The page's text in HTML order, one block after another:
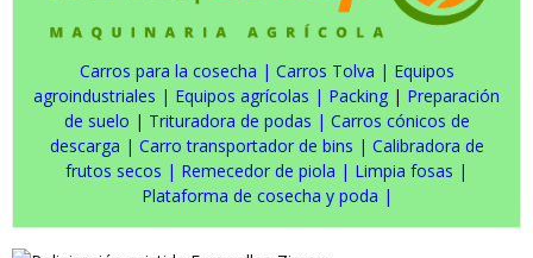
Carros para la cosecha | Carros Tolva | Equipos
agroindustriales | Equipos agrícolas | Packing | Preparación
de suelo | Trituradora de podas | Carros cónicos de
descarga | Carro transportador de bins | Calibradora de
frutos secos | Remecedor de piola | Limpia fosas |
Plataforma de cosecha y poda |